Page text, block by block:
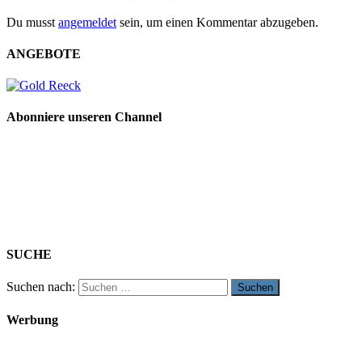
Du musst angemeldet sein, um einen Kommentar abzugeben.
ANGEBOTE
Abonniere unseren Channel
SUCHE
Suchen nach:
Werbung